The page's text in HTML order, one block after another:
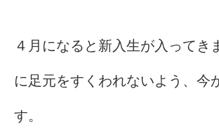
４月になると新入生が入ってき
に足元をすくわれないよう、今
す。